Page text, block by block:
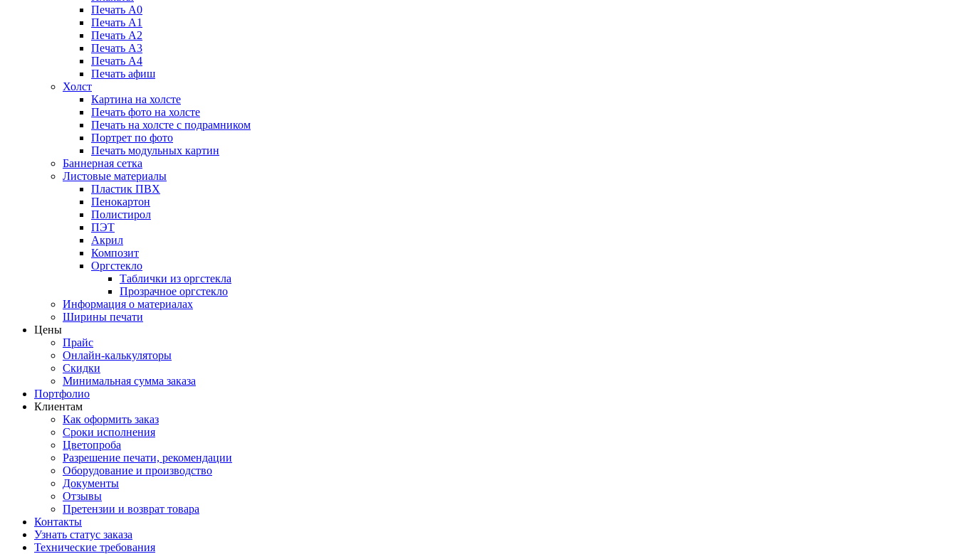
Печать А0
Печать А1
Печать А2
Печать А3
Печать А4
Печать афиш
Холст
Картина на холсте
Печать фото на холсте
Печать на холсте с подрамником
Портрет по фото
Печать модульных картин
Баннерная сетка
Листовые материалы
Пластик ПВХ
Пенокартон
Полистирол
ПЭТ
Акрил
Композит
Оргстекло
Таблички из оргстекла
Прозрачное оргстекло
Информация о материалах
Ширины печати
Цены
Прайс
Онлайн-калькуляторы
Скидки
Минимальная сумма заказа
Портфолио
Клиентам
Как оформить заказ
Сроки исполнения
Цветопроба
Разрешение печати, рекомендации
Оборудование и производство
Документы
Отзывы
Претензии и возврат товара
Контакты
Узнать статус заказа
Технические требования